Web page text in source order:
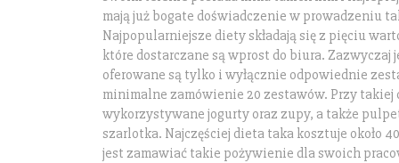
mają już bogate doświadczenie w prowadzeniu
Najpopularniejsze diety składają się z pięciu
które dostarczane są wprost do biura. Zazwyczaj
oferowane są tylko i wyłącznie odpowiednie
minimalne zamówienie 20 zestawów. Przy takiej
wykorzystywane jogurty oraz zupy, a także
szarlotka. Najczęściej dieta taka kosztuje około
jest zamawiać takie pożywienie dla swoich